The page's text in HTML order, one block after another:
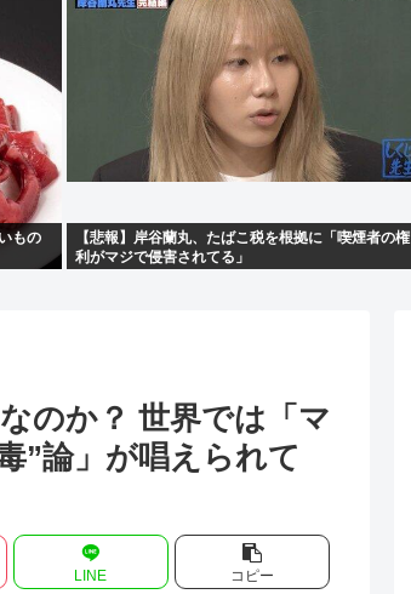
もの
【悲報】岸谷蘭丸、たばこ税を根拠に「喫煙者の権
利がマジで侵害されてる」
のか？ 世界では「マ
”論」が唱えられて
LINE コピー